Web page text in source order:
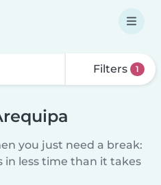
Filters 1
you just need a break:
less time than it takes